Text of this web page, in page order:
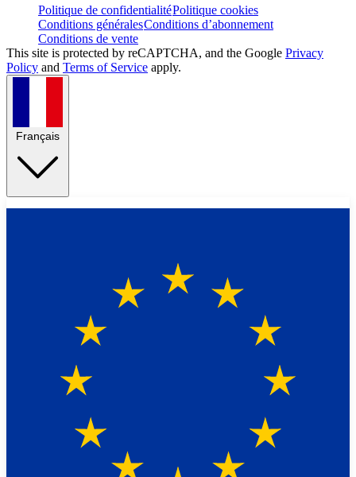
Politique de confidentialitéPolitique cookies
Conditions généralesConditions d’abonnement
Conditions de vente
This site is protected by reCAPTCHA, and the Google Privacy
Policy and Terms of Service apply.
Français